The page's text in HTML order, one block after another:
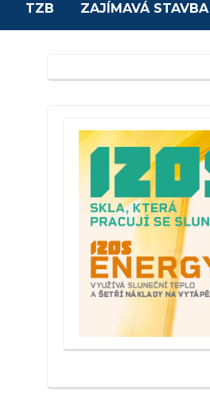
TZB ZAJÍMAVÁ STAVBA